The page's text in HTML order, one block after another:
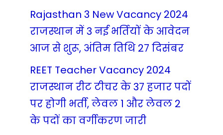
Rajasthan 3 New Vacancy 2024
राजस्थान में 3 नई भर्तियों के आवेदन
आज से शुरू, अंतिम तिथि 27 दिसंबर
REET Teacher Vacancy 2024
राजस्थान रीट टीचर के 37 हजार पदों
पर होगी भर्ती, लेवल 1 और लेवल 2
के पदों का वर्गीकरण जारी